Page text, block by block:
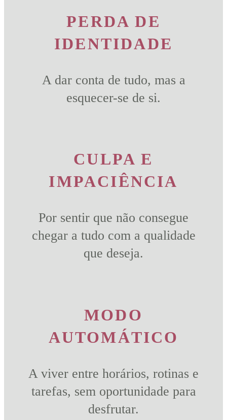
PERDA DE
IDENTIDADE
A dar conta de tudo, mas a
esquecer-se de si.
CULPA E
IMPACIÊNCIA
Por sentir que não consegue
chegar a tudo com a qualidade
que deseja.
MODO
AUTOMÁTICO
A viver entre horários, rotinas e
tarefas, sem oportunidade para
desfrutar.